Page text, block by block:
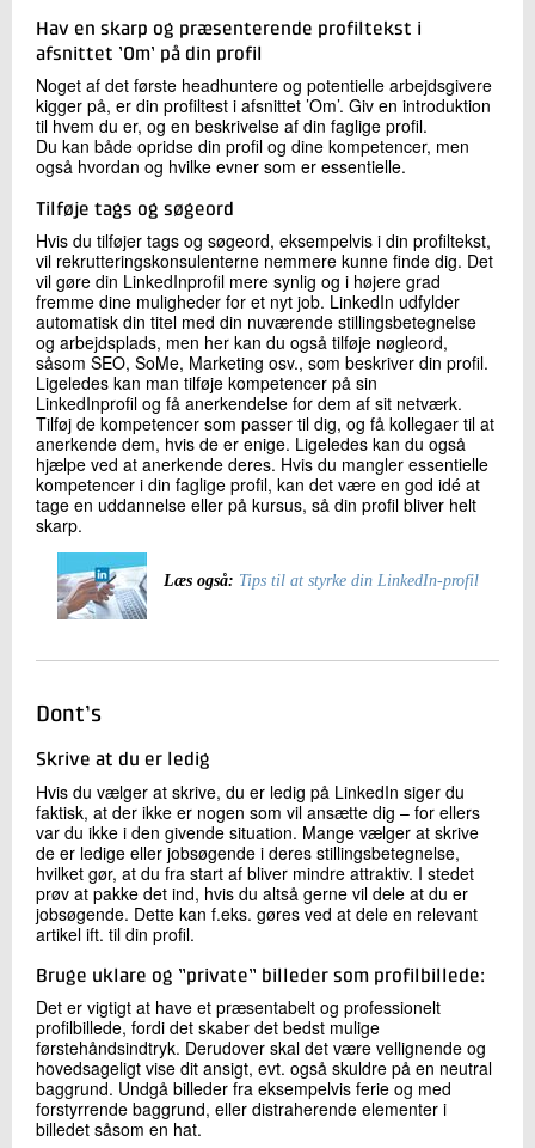
Hav en skarp og præsenterende profiltekst i
afsnittet ’Om’ på din profil
Noget af det første headhuntere og potentielle arbejdsgivere
kigger på, er din profiltest i afsnittet ’Om’. Giv en introduktion
til hvem du er, og en beskrivelse af din faglige profil.
Du kan både opridse din profil og dine kompetencer, men
også hvordan og hvilke evner som er essentielle.
Tilføje tags og søgeord
Hvis du tilføjer tags og søgeord, eksempelvis i din profiltekst,
vil rekrutteringskonsulenterne nemmere kunne finde dig. Det
vil gøre din LinkedInprofil mere synlig og i højere grad
fremme dine muligheder for et nyt job. LinkedIn udfylder
automatisk din titel med din nuværende stillingsbetegnelse
og arbejdsplads, men her kan du også tilføje nøgleord,
såsom SEO, SoMe, Marketing osv., som beskriver din profil.
Ligeledes kan man tilføje kompetencer på sin
LinkedInprofil og få anerkendelse for dem af sit netværk.
Tilføj de kompetencer som passer til dig, og få kollegaer til at
anerkende dem, hvis de er enige. Ligeledes kan du også
hjælpe ved at anerkende deres. Hvis du mangler essentielle
kompetencer i din faglige profil, kan det være en god idé at
tage en uddannelse eller på kursus, så din profil bliver helt
skarp.
Læs også: Tips til at styrke din LinkedIn-profil
Dont’s
Skrive at du er ledig
Hvis du vælger at skrive, du er ledig på LinkedIn siger du
faktisk, at der ikke er nogen som vil ansætte dig – for ellers
var du ikke i den givende situation. Mange vælger at skrive
de er ledige eller jobsøgende i deres stillingsbetegnelse,
hvilket gør, at du fra start af bliver mindre attraktiv. I stedet
prøv at pakke det ind, hvis du altså gerne vil dele at du er
jobsøgende. Dette kan f.eks. gøres ved at dele en relevant
artikel ift. til din profil.
Bruge uklare og ”private” billeder som profilbillede:
Det er vigtigt at have et præsentabelt og professionelt
profilbillede, fordi det skaber det bedst mulige
førstehåndsindtryk. Derudover skal det være vellignende og
hovedsageligt vise dit ansigt, evt. også skuldre på en neutral
baggrund. Undgå billeder fra eksempelvis ferie og med
forstyrrende baggrund, eller distraherende elementer i
billedet såsom en hat.